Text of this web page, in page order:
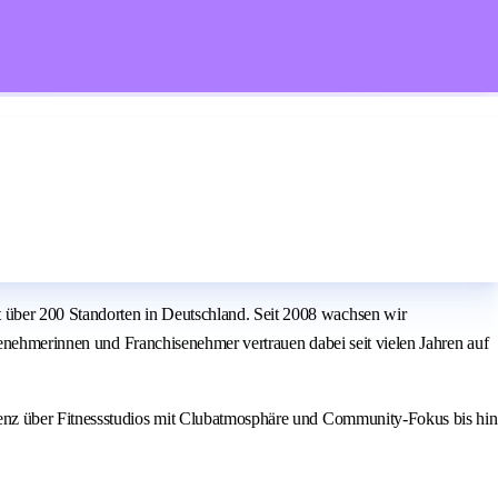
200 Standorten in Deutschland. Seit 2008 wachsen wir
und Franchisenehmer vertrauen dabei seit vielen Jahren auf
über Fitnessstudios mit Clubatmosphäre und Community-Fokus bis hin